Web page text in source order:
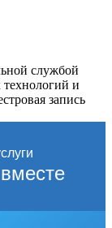
службой
и
запись